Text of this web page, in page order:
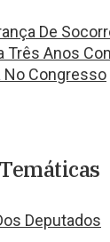
De
Três Anos
No Congresso
Deputados